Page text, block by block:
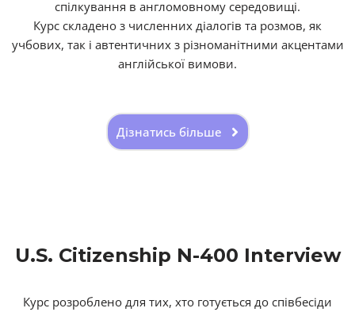
спілкування в англомовному середовищі.
Курс складено з численних діалогів та розмов, як
учбових, так і автентичних з різноманітними акцентами
англійської вимови.
Дізнатись більше
U.S. Citizenship N-400 Interview
Курс розроблено для тих, хто готується до співбесіди